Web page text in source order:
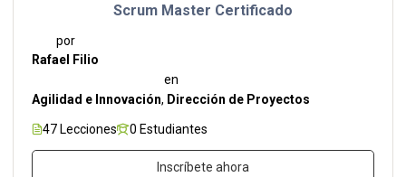
Scrum Master Certificado
por
Rafael Filio
en
Agilidad e Innovación, Dirección de Proyectos
47 Lecciones 0 Estudiantes
Inscríbete ahora